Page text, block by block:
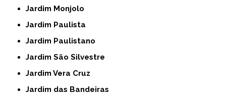
Jardim Monjolo
Jardim Paulista
Jardim Paulistano
Jardim São Silvestre
Jardim Vera Cruz
Jardim das Bandeiras